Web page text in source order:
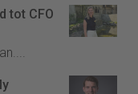
tot CFO